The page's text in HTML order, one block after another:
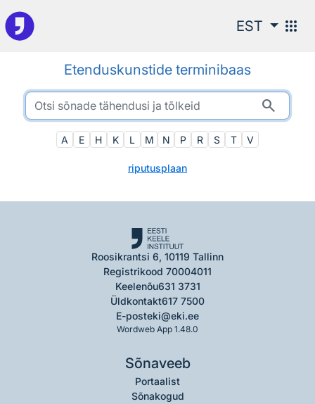
Otsingu juurde
EST apps
Etenduskunstide terminibaas
search
A E H K L M N P R S T V
riputusplaan
Roosikrantsi 6, 10119 Tallinn
Registrikood 70004011
Keelenõu631 3731
Üldkontakt617 7500
E-posteki@eki.ee
Wordweb App 1.48.0
Sõnaveeb
Portaalist
Sõnakogud